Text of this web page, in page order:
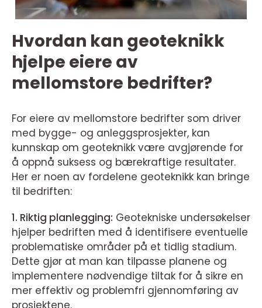
Hvordan kan geoteknikk
hjelpe eiere av
mellomstore bedrifter?
For eiere av mellomstore bedrifter som driver
med bygge- og anleggsprosjekter, kan
kunnskap om geoteknikk være avgjørende for
å oppnå suksess og bærekraftige resultater.
Her er noen av fordelene geoteknikk kan bringe
til bedriften:
1. Riktig planlegging: Geotekniske undersøkelser
hjelper bedriften med å identifisere eventuelle
problematiske områder på et tidlig stadium.
Dette gjør at man kan tilpasse planene og
implementere nødvendige tiltak for å sikre en
mer effektiv og problemfri gjennomføring av
prosjektene.